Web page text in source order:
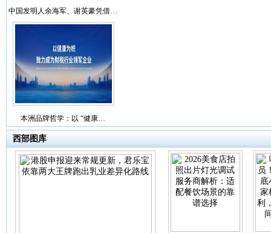
中国发明人余海军、谢英豪凭借…
本洲品牌哲学：以 “健康…
西部图库